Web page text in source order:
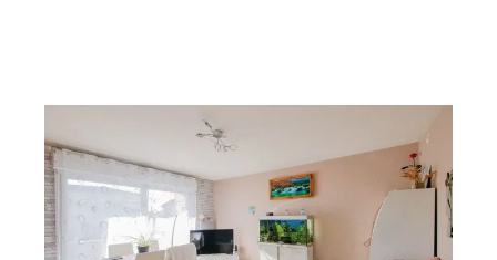
45 m2, 2 pièces
Ref : 24992
Appartement F2 à vendre